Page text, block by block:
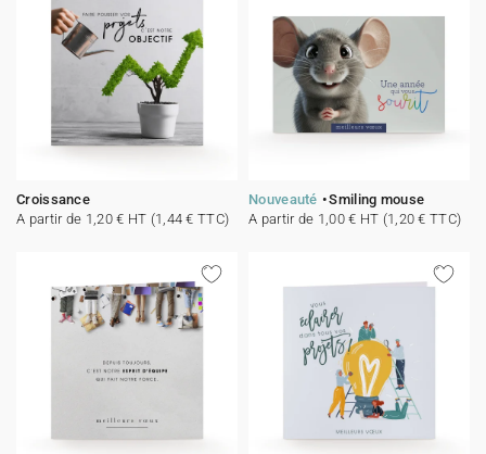
Stickers
Croissance
A partir de 1,20 € HT (1,44 € TTC)
Nouveauté
Smiling mouse
A partir de 1,00 € HT (1,20 € TTC)